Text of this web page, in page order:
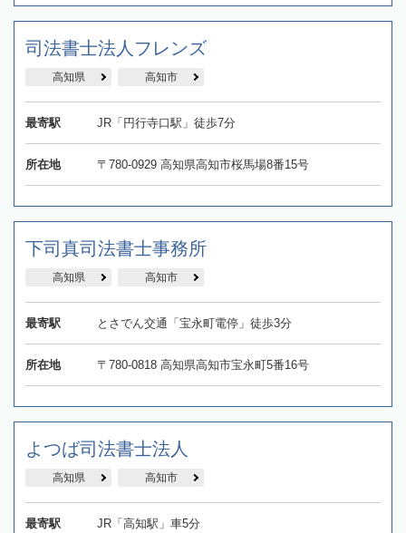
司法書士法人フレンズ
高知県 高知市
最寄駅 JR「円行寺口駅」徒歩7分
所在地 〒780-0929 高知県高知市桜馬場8番15号
下司真司法書士事務所
高知県 高知市
最寄駅 とさでん交通「宝永町電停」徒歩3分
所在地 〒780-0818 高知県高知市宝永町5番16号
よつば司法書士法人
高知県 高知市
最寄駅 JR「高知駅」車5分